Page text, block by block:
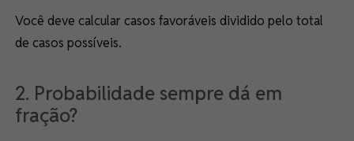
Você deve calcular casos favoráveis dividido pelo total
de casos possíveis.
2. Probabilidade sempre dá em
fração?